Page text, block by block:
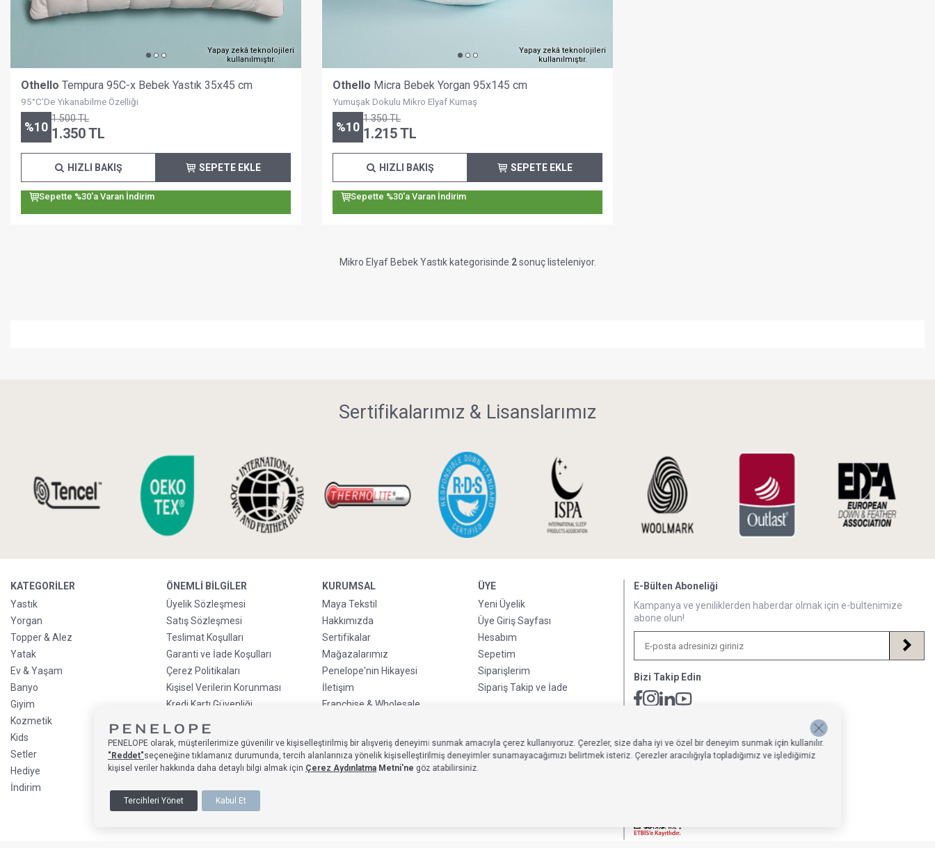
Yapay zekâ teknolojileri
kullanılmıştır.
Othello Tempura 95C-x Bebek Yastık 35x45 cm
95°C’De Yıkanabilme Özelliği
%10
1.500TL
1.350TL
SEPETE EKLE
HIZLI BAKIŞ
Sepette %30'a Varan İndirim
Yapay zekâ teknolojileri
kullanılmıştır.
Othello Micra Bebek Yorgan 95x145 cm
Yumuşak Dokulu Mikro Elyaf Kumaş
%10
1.350TL
1.215TL
SEPETE EKLE
HIZLI BAKIŞ
Sepette %30'a Varan İndirim
Mikro Elyaf Bebek Yastık kategorisinde 2sonuç listeleniyor.
Sertifikalarımız & Lisanslarımız
KATEGORILER
Yastık
Yorgan
Topper & Alez
Yatak
Ev & Yaşam
Banyo
Giyim
Kozmetik
Kids
Setler
Hediye
İndirim
ÖNEMLI BILGILER
Üyelik Sözleşmesi
Satış Sözleşmesi
Teslimat Koşulları
Garanti ve İade Koşulları
Çerez Politikaları
Kişisel Verilerin Korunması
Kredi Kartı Güvenliği
Sürdürülebilirlik Politikası
Kredi Kartı Taksit
Bilgilendirmesi
Ön Sipariş Bilgilendirmesi
KURUMSAL
Maya Tekstil
Hakkımızda
Sertifikalar
Mağazalarımız
Penelope'nin Hikayesi
İletişim
Franchise & Wholesale
Handicraft
Kurumsal Satış
ÜYE
Yeni Üyelik
Üye Giriş Sayfası
Hesabım
Sepetim
Siparişlerim
Sipariş Takip ve İade
E-Bülten Aboneliği
Kampanya ve yeniliklerden haberdar olmak için e-bültenimize
abone olun!
Bizi Takip Edin
Hafta İçi: 09:00 - 18:00
0850 640 1993
PENELOPE olarak, müşterilerimize güvenilir ve kişiselleştirilmiş bir alışveriş deneyimi sunmak amacıyla çerez kullanıyoruz. Çerezler, size daha iyi ve özel bir deneyim sunmak için kullanılır.
"Reddet"seçeneğine tıklamanız durumunda, tercih alanlarınıza yönelik kişiselleştirilmiş deneyimler sunamayacağımızı belirtmek isteriz. Çerezler aracılığıyla topladığımız ve işlediğimiz
kişisel veriler hakkında daha detaylı bilgi almak için Çerez AydınlatmaMetni'ne göz atabilirsiniz.
Tercihleri Yönet Kabul Et